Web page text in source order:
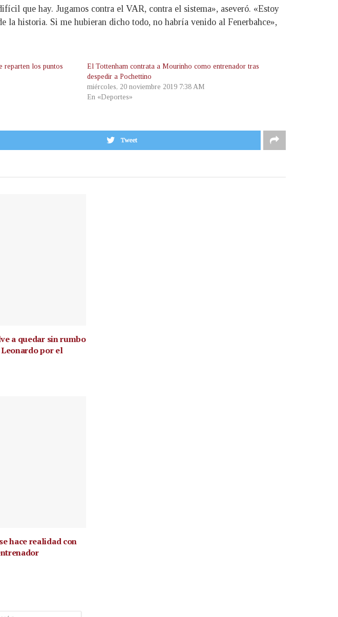
que hay. Jugamos contra el VAR, contra el sistema», aseveró. «Estoy
la historia. Si me hubieran dicho todo, no habría venido al Fenerbahce»,
reparten los puntos
El Tottenham contrata a Mourinho como entrenador tras
despedir a Pochettino
miércoles, 20 noviembre 2019 7:38 AM
En «Deportes»
Tweet
a quedar sin rumbo
por el
hace realidad con